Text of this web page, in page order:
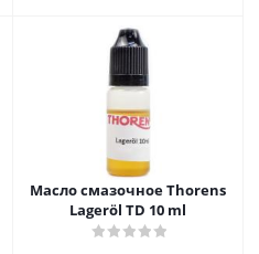
Масло смазочное Thorens
Lageröl TD 10 ml